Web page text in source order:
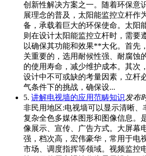
创新性解决方案之一。随着环保意
展理念的普及，太阳能监控立杆作
备，承载着巨大的环保使命。太阳
则在设计太阳能监控立杆时，需要
以确保其功能和效果**大化。首先
关重要的，选用耐候性强、耐腐蚀
的使用寿命，减少维护成本。其次
设计中不可或缺的考量因素，立杆
气条件下的挑战，确保设...
5. 讲解电视墙的应用范畴知识发布
非民用地区:电视墙可以显示清晰、
复杂全色多媒体图形和图像信息。
像展示、宣传、广告方式。大屏幕
强，档次高，宏伟豪华，常用于电
市场、调度指挥等领域。视频监控